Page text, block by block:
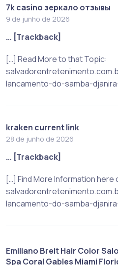
7k casino зеркало отзывы
9 de junho de 2026
… [Trackback]
[…] Read More to that Topic:
lancamento-do-samba-
kraken current link
28 de junho de 2026
… [Trackback]
[…] Find More Information here
lancamento-do-samba-
Emiliano Breit Hair Color
Spa Coral Gables Miami